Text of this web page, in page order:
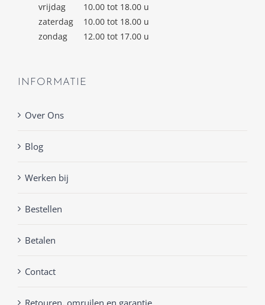
vrijdag
10.00 tot 18.00 u
zaterdag
10.00 tot 18.00 u
zondag
12.00 tot 17.00 u
INFORMATIE
Over Ons
Blog
Werken bij
Bestellen
Betalen
Contact
Retouren, omruilen en garantie